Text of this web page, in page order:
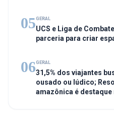
05GERAL
UCS e Liga de
parceria para criar
06GERAL
31,5% dos viajantes
ousado ou lúdico;
amazônica é destaque